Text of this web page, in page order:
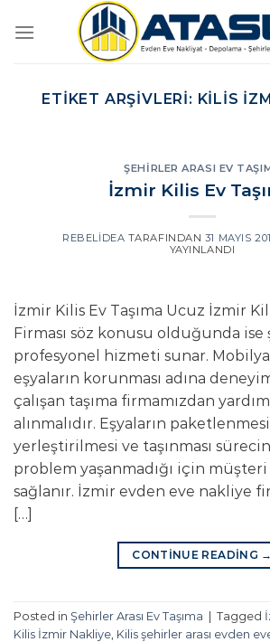
atla
ETIKET ARŞIVLERI: KILIS
ŞEHIRLER ARASI EV
İzmir Kilis Ev
REBELIDEA TARAFINDAN 31 MAYIS
YAYINLANDI
İzmir Kilis Ev Taşıma Ucuz İzmir
Firması söz konusu olduğunda
profesyonel hizmeti sunar.
eşyaların korunması adına
çalışan taşıma firmamızdan
alınmalıdır. Eşyaların
yerleştirilmesi ve taşınması
problem yaşanmadığı için
sağlanır. İzmir evden eve nakliye
[…]
CONTINUE READING →
Posted in Şehirler Arası Ev Taşıma Tagged
Kilis İzmir Nakliye Kilis şehirler arası evden